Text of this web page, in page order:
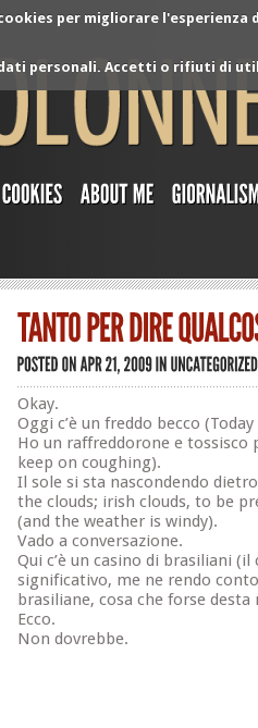
per migliorare
personali. Accetti o rifiuti di
Okay.
Oggi c’è un freddo becco
Ho un raffreddorone e tossisco
keep on coughing).
Il sole si sta nascondendo
the clouds; irish clouds, to be
(and the weather is windy).
Vado a conversazione.
Qui c’è un casino di brasiliani
significativo, me ne rendo
brasiliane, cosa che forse
Ecco.
Non dovrebbe.